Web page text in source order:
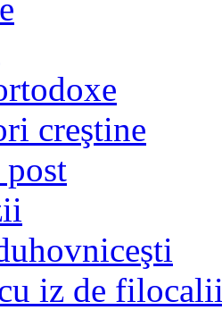
creştine
post
iz de